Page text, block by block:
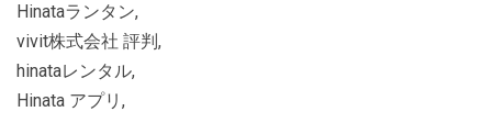
Hinataランタン,
vivit株式会社 評判,
hinataレンタル,
Hinata アプリ,